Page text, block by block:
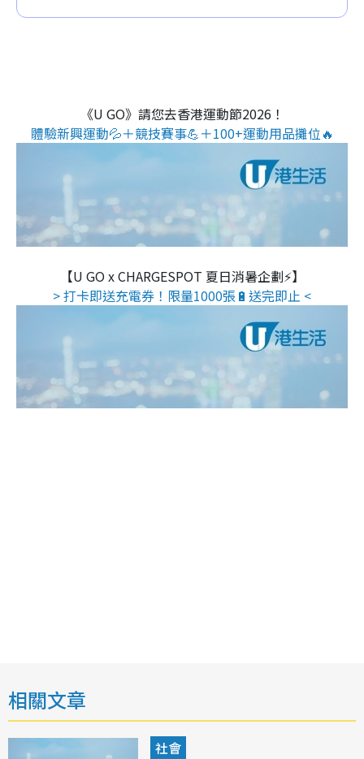
《U GO》請您去香港運動節2026！
體驗新興運動💦＋競技賽事💪＋100+運動用品攤位🔥
【U GO x CHARGESPOT 夏日消暑企劃⚡】
> 打卡即送充電券！限量1000張🔋送完即止 <
相關文章
社會